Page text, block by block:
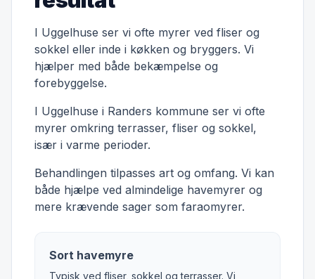
I Uggelhuse ser vi ofte myrer ved fliser og
sokkel eller inde i køkken og bryggers. Vi
hjælper med både bekæmpelse og
forebyggelse.
I Uggelhuse i Randers kommune ser vi ofte
myrer omkring terrasser, fliser og sokkel,
især i varme perioder.
Behandlingen tilpasses art og omfang. Vi kan
både hjælpe ved almindelige havemyrer og
mere krævende sager som faraomyrer.
Sort havemyre
Typisk ved fliser, sokkel og terrasser. Vi